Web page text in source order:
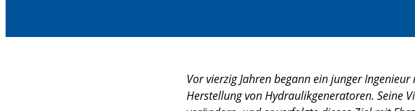
Vor vierzig Jahren begann ein junger
Herstellung von Hydraulikgeneratoren. Seine